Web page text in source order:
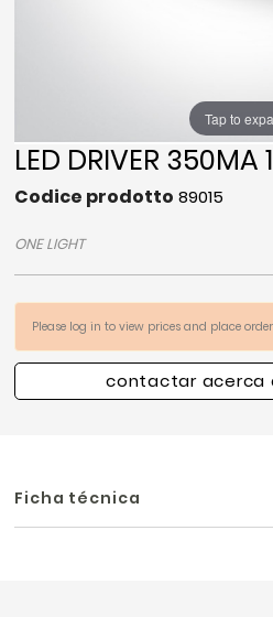
Tap to
LED DRIVER 350MA
Codice prodotto 89015
ONE LIGHT
Please log in to view prices and place
contactar acerca
Ficha técnica